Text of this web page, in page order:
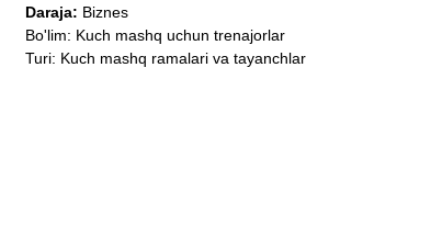
Daraja: Biznes
Bo'lim: Kuch mashq uchun trenajorlar
Turi: Kuch mashq ramalari va tayanchlar